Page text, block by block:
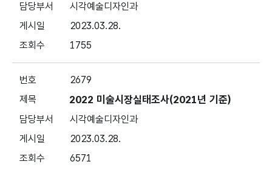
시각예술디자인과
2023.03.28.
1755
2679
2022 미술시장실태조사(2021년 기준)
시각예술디자인과
2023.03.28.
6571